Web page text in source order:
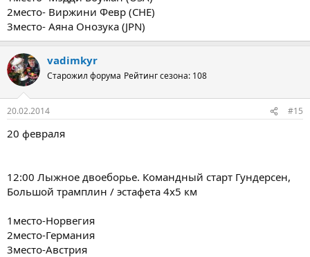
2место- Виржини Февр (CHE)
3место- Аяна Онозука (JPN)
vadimkyr
Старожил форума Рейтинг сезона: 108
20.02.2014 #15
20 февраля
12:00 Лыжное двоеборье. Командный старт Гундерсен,
Большой трамплин / эстафета 4х5 км
1место-Норвегия
2место-Германия
3место-Австрия